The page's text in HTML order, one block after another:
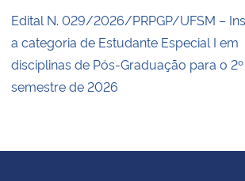
Edital N. 029/2026/PRPGP/UFSM –
a categoria de Estudante Especial I em
disciplinas de Pós-Graduação para o 2º
semestre de 2026